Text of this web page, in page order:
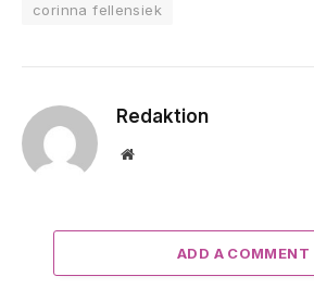
corinna fellensiek
Redaktion
Website
ADD A COMMENT